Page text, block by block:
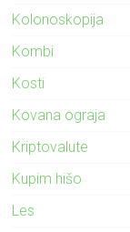
Kolonoskopija
Kombi
Kosti
Kovana ograja
Kriptovalute
Kupim hišo
Les